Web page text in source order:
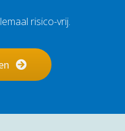
risico-vrij.